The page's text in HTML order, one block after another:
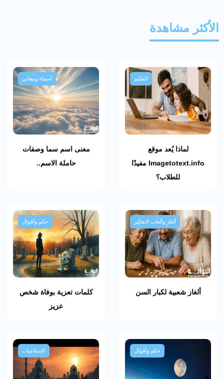
الأكثر مشاهدة
التعليم
لماذا يُعد موقع
Imagetotext.info مفيدًا
للطلاب؟
أسماء ومعاني
معنى اسم سما وصفات
حاملة الاسم..
ألغاز وألعاب التفكير
ألغاز شعبية لكبار السن
حكم وأقوال
كلمات تعزية بوفاة شخص
عزيز
حكم وأقوال الإسلاميات